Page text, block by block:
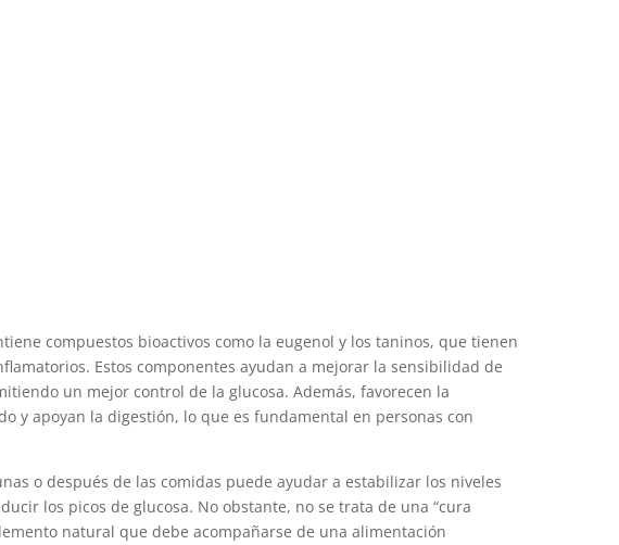
compuestos bioactivos como la eugenol y los taninos, que tienen
Estos componentes ayudan a mejorar la sensibilidad de
un mejor control de la glucosa. Además, favorecen la
y apoyan la digestión, lo que es fundamental en personas con
o después de las comidas puede ayudar a estabilizar los niveles
los picos de glucosa. No obstante, no se trata de una “cura
natural que debe acompañarse de una alimentación